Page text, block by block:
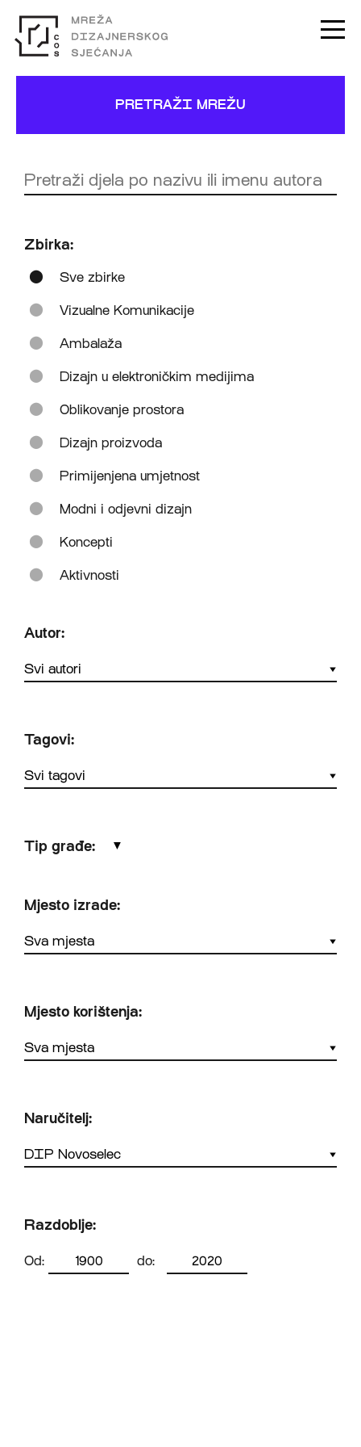
PRETRAŽI MREŽU
Zbirka:
Sve zbirke
Vizualne Komunikacije
Ambalaža
Dizajn u elektroničkim medijima
Oblikovanje prostora
Dizajn proizvoda
Primijenjena umjetnost
Modni i odjevni dizajn
Koncepti
Aktivnosti
Autor:
Tagovi:
Tip građe: ▼
Mjesto izrade:
Mjesto korištenja:
Naručitelj:
Razdoblje:
Od: do: